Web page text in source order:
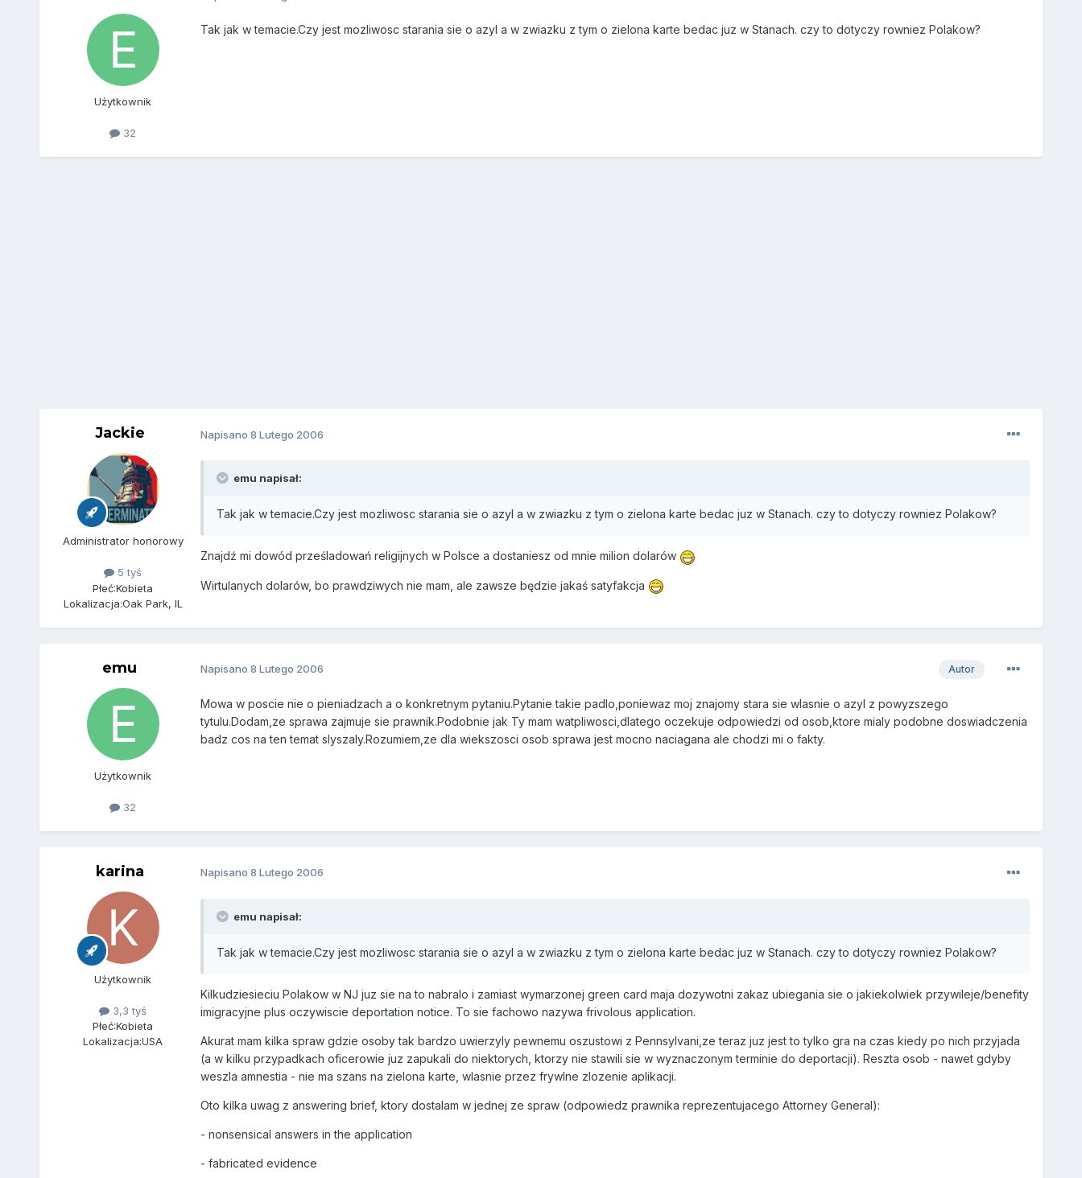
Użytkownik
32
Tak jak w temacie.Czy jest mozliwosc starania sie o azyl a w zwiazku z tym o zielona karte bedac juz w Stanach. czy to dotyczy rowniez Polakow?
Jackie
Administrator honorowy
5 tyś
Płeć:Kobieta
Lokalizacja:Oak Park, IL
Napisano 8 Lutego 2006
emu napisał:
Tak jak w temacie.Czy jest mozliwosc starania sie o azyl a w zwiazku z tym o zielona karte bedac juz w Stanach. czy to dotyczy rowniez Polakow?
Znajdź mi dowód prześladowań religijnych w Polsce a dostaniesz od mnie milion dolarów
Wirtulanych dolarów, bo prawdziwych nie mam, ale zawsze będzie jakaś satyfakcja
emu
Użytkownik
32
Autor
Napisano 8 Lutego 2006
Mowa w poscie nie o pieniadzach a o konkretnym pytaniu.Pytanie takie padlo,poniewaz moj znajomy stara sie wlasnie o azyl z powyzszego
tytulu.Dodam,ze sprawa zajmuje sie prawnik.Podobnie jak Ty mam watpliwosci,dlatego oczekuje odpowiedzi od osob,ktore mialy podobne doswiadczenia
badz cos na ten temat slyszaly.Rozumiem,ze dla wiekszosci osob sprawa jest mocno naciagana ale chodzi mi o fakty.
karina
Użytkownik
3,3 tyś
Płeć:Kobieta
Lokalizacja:USA
Napisano 8 Lutego 2006
emu napisał:
Tak jak w temacie.Czy jest mozliwosc starania sie o azyl a w zwiazku z tym o zielona karte bedac juz w Stanach. czy to dotyczy rowniez Polakow?
Kilkudziesieciu Polakow w NJ juz sie na to nabralo i zamiast wymarzonej green card maja dozywotni zakaz ubiegania sie o jakiekolwiek przywileje/benefity
imigracyjne plus oczywiscie deportation notice. To sie fachowo nazywa frivolous application.
Akurat mam kilka spraw gdzie osoby tak bardzo uwierzyly pewnemu oszustowi z Pennsylvani,ze teraz juz jest to tylko gra na czas kiedy po nich przyjada
(a w kilku przypadkach oficerowie juz zapukali do niektorych, ktorzy nie stawili sie w wyznaczonym terminie do deportacji). Reszta osob - nawet gdyby
weszla amnestia - nie ma szans na zielona karte, wlasnie przez frywlne zlozenie aplikacji.
Oto kilka uwag z answering brief, ktory dostalam w jednej ze spraw (odpowiedz prawnika reprezentujacego Attorney General):
- nonsensical answers in the application
- fabricated evidence